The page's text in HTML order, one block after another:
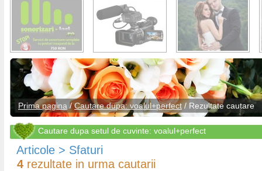
Prima pagina /Cautare dupa: voalul+perfect/ Rezultate cautare
Cautare dupa setul de cuvinte: voalul+perfect
Articole > Sfaturi
4 rezultate in urma cautarii